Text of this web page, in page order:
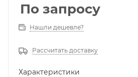
По запросу
Нашли дешевле?
Рассчитать доставку
Характеристики